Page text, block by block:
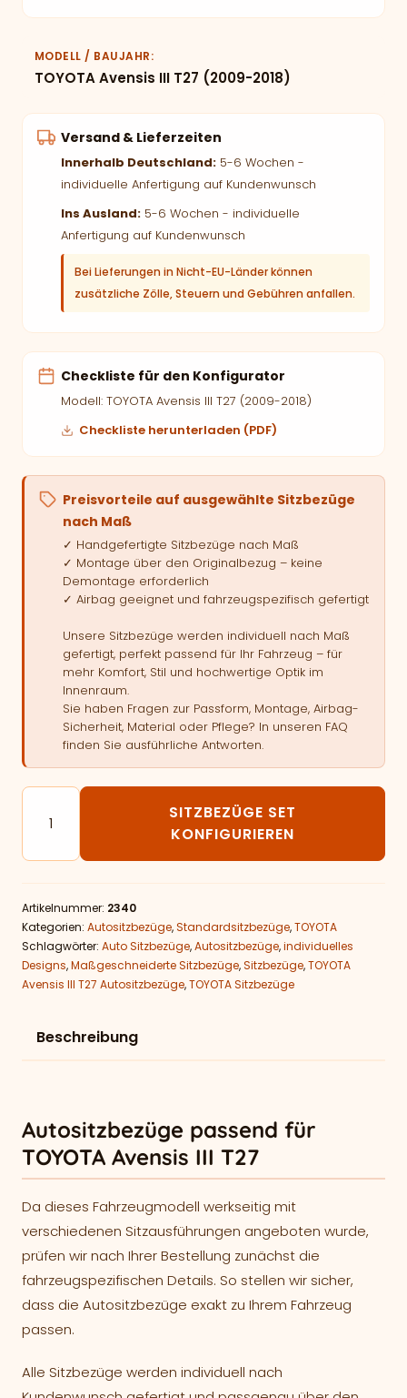
MODELL / BAUJAHR
TOYOTA Avensis III T27 (2009-2018)
Versand & Lieferzeiten
Innerhalb Deutschland: 5-6 Wochen -
individuelle Anfertigung auf Kundenwunsch
Ins Ausland: 5-6 Wochen - individuelle
Anfertigung auf Kundenwunsch
Bei Lieferungen in Nicht-EU-Länder können
zusätzliche Zölle, Steuern und Gebühren anfallen.
Checkliste für den Konfigurator
Modell: TOYOTA Avensis III T27 (2009-2018)
Checkliste herunterladen (PDF)
Preisvorteile auf ausgewählte Sitzbezüge
nach Maß
✓ Handgefertigte Sitzbezüge nach Maß
✓ Montage über den Originalbezug – keine
Demontage erforderlich
✓ Airbag geeignet und fahrzeugspezifisch gefertigt
Unsere Sitzbezüge werden individuell nach Maß
gefertigt, perfekt passend für Ihr Fahrzeug – für
mehr Komfort, Stil und hochwertige Optik im
Innenraum.
Sie haben Fragen zur Passform, Montage, Airbag-
Sicherheit, Material oder Pflege? In unseren FAQ
finden Sie ausführliche Antworten.
Autositzbezüge passend für TOYOTA Avensis III T27
SITZBEZÜGE SET
KONFIGURIEREN
Artikelnummer: 2340
Kategorien: Autositzbezüge,Standardsitzbezüge,TOYOTA
Schlagwörter: Auto Sitzbezüge,Autositzbezüge,individuelles
Designs,Maßgeschneiderte Sitzbezüge,Sitzbezüge,TOYOTA
Avensis III T27 Autositzbezüge,TOYOTA Sitzbezüge
Beschreibung
Autositzbezüge passend für
TOYOTA Avensis III T27
Da dieses Fahrzeugmodell werkseitig mit
verschiedenen Sitzausführungen angeboten wurde,
prüfen wir nach Ihrer Bestellung zunächst die
fahrzeugspezifischen Details. So stellen wir sicher,
dass die Autositzbezüge exakt zu Ihrem Fahrzeug
passen.
Alle Sitzbezüge werden individuell nach